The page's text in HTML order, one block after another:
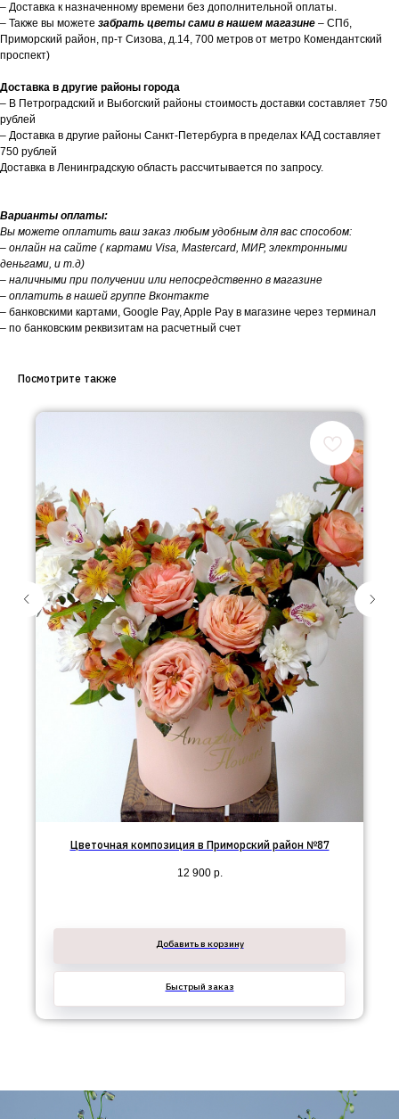
– Доставка к назначенному времени без дополнительной оплаты.
– Также вы можете забрать цветы сами в нашем магазине – СПб,
Приморский район, пр-т Сизова, д.14, 700 метров от метро Комендантский
проспект)
Доставка в другие районы города
– В Петроградский и Выбогский районы стоимость доставки составляет 750
рублей
– Доставка в другие районы Санкт-Петербурга в пределах КАД составляет
750 рублей
Доставка в Ленинградскую область рассчитывается по запросу.
Варианты оплаты:
Вы можете оплатить ваш заказ любым удобным для вас способом:
– онлайн на сайте ( картами Visa, Mastercard, МИР, электронными
деньгами, и т.д)
– наличными при получении или непосредственно в магазине
– оплатить в нашей группе Вконтакте
– банковскими картами, Google Pay, Apple Pay в магазине через терминал
– по банковским реквизитам на расчетный счет
Посмотрите также
Цветочная композиция в Приморский район №87
12 900 р.
Добавить в корзину
Быстрый заказ